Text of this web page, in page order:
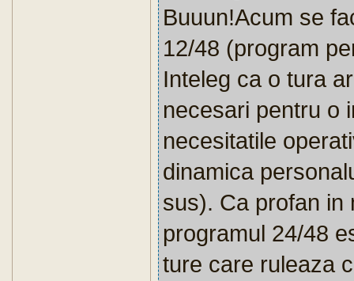
Buuun!Acum se
12/48 (program
Inteleg ca o tura
necesari pentru o
necesitatile
dinamica
sus). Ca profan in
programul 24/48
ture care ruleaza